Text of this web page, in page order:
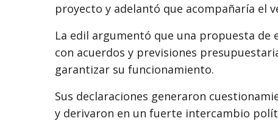
proyecto y adelantó que acompañaría el
La edil argumentó que una propuesta
con acuerdos y previsiones
garantizar su funcionamiento.
Sus declaraciones generaron
y derivaron en un fuerte intercambio